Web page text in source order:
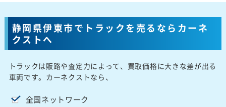
静岡県伊東市でトラックを売るならカーネ
クストへ
トラックは販路や査定力によって、買取価格に大きな差が出る
車両です。カーネクストなら、
全国ネットワーク